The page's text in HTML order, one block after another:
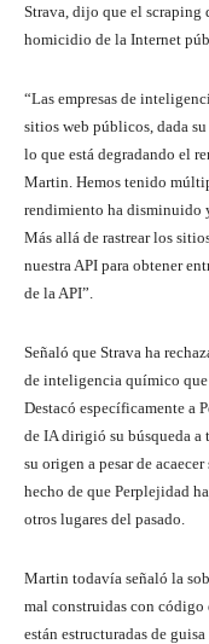
Strava, dijo que el scraping
homicidio de la Internet
“Las empresas de
sitios web públicos, dada
lo que está degradando el
Martin. Hemos tenido
rendimiento ha disminuido
Más allá de rastrear los
nuestra API para obtener
de la API”.
Señaló que Strava ha
de inteligencia químico que
Destacó específicamente a
de IA dirigió su búsqueda a
su origen a pesar de
hecho de que Perplejidad
otros lugares del pasado.
Martin todavía señaló la
mal construidas con código
están estructuradas de